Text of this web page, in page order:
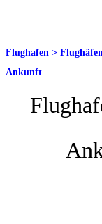
Flughafen >
Ankunft